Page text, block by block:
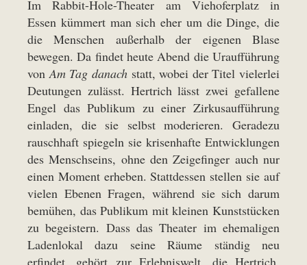
Im Rabbit-Hole-Theater am Viehoferplatz in
Essen kümmert man sich eher um die Dinge, die
die Menschen außerhalb der eigenen Blase
bewegen. Da findet heute Abend die Uraufführung
vonAm Tag danachstatt, wobei der Titel vielerlei
Deutungen zulässt. Hertrich lässt zwei gefallene
Engel das Publikum zu einer Zirkusaufführung
einladen, die sie selbst moderieren. Geradezu
rauschhaft spiegeln sie krisenhafte Entwicklungen
des Menschseins, ohne den Zeigefinger auch nur
einen Moment erheben. Stattdessen stellen sie auf
vielen Ebenen Fragen, während sie sich darum
bemühen, das Publikum mit kleinen Kunststücken
zu begeistern. Dass das Theater im ehemaligen
Ladenlokal dazu seine Räume ständig neu
erfindet, gehört zur Erlebniswelt, die Hertrich,